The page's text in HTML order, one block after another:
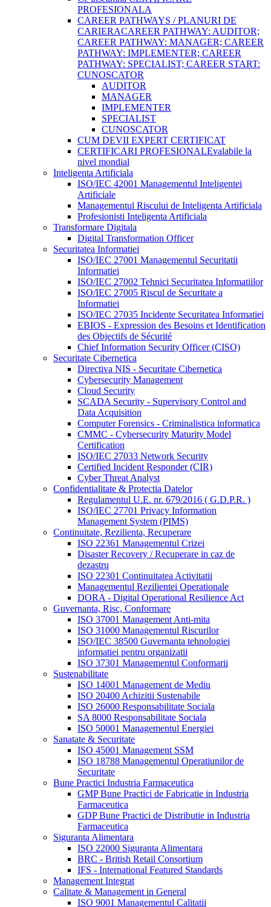
PROFESIONALA
CAREER PATHWAYS / PLANURI DE
CARIERACAREER PATHWAY: AUDITOR;
CAREER PATHWAY: MANAGER; CAREER
PATHWAY: IMPLEMENTER; CAREER
PATHWAY: SPECIALIST; CAREER START:
CUNOSCATOR
AUDITOR
MANAGER
IMPLEMENTER
SPECIALIST
CUNOSCATOR
CUM DEVII EXPERT CERTIFICAT
CERTIFICARI PROFESIONALEvalabile la
nivel mondial
Inteligenta Artificiala
ISO/IEC 42001 Managementul Inteligentei
Artificiale
Managementul Riscului de Inteligenta Artificiala
Profesionisti Inteligenta Artificiala
Transformare Digitala
Digital Transformation Officer
Securitatea Informatiei
ISO/IEC 27001 Managementul Securitatii
Informatiei
ISO/IEC 27002 Tehnici Securitatea Informatiilor
ISO/IEC 27005 Riscul de Securitate a
Informatiei
ISO/IEC 27035 Incidente Securitatea Informatiei
EBIOS - Expression des Besoins et Identification
des Objectifs de Sécurité
Chief Information Security Officer (CISO)
Securitate Cibernetica
Directiva NIS - Securitate Cibernetica
Cybersecurity Management
Cloud Security
SCADA Security - Supervisory Control and
Data Acquisition
Computer Forensics - Criminalistica informatica
CMMC - Cybersecurity Maturity Model
Certification
ISO/IEC 27033 Network Security
Certified Incident Responder (CIR)
Cyber Threat Analyst
Confidentialitate & Protectia Datelor
Regulamentul U.E. nr. 679/2016 ( G.D.P.R. )
ISO/IEC 27701 Privacy Information
Management System (PIMS)
Continuitate, Rezilienta, Recuperare
ISO 22361 Managementul Crizei
Disaster Recovery / Recuperare in caz de
dezastru
ISO 22301 Continuitatea Activitatii
Managementul Rezilientei Operationale
DORA - Digital Operational Resilience Act
Guvernanta, Risc, Conformare
ISO 37001 Management Anti-mita
ISO 31000 Managementul Riscurilor
ISO/IEC 38500 Guvernanta tehnologiei
informatiei pentru organizatii
ISO 37301 Managementul Conformarii
Sustenabilitate
ISO 14001 Management de Mediu
ISO 20400 Achizitii Sustenabile
ISO 26000 Responsabilitate Sociala
SA 8000 Responsabilitate Sociala
ISO 50001 Managementul Energiei
Sanatate & Securitate
ISO 45001 Management SSM
ISO 18788 Managementul Operatiunilor de
Securitate
Bune Practici Industria Farmaceutica
GMP Bune Practici de Fabricatie in Industria
Farmaceutica
GDP Bune Practici de Distributie in Industria
Farmaceutica
Siguranta Alimentara
ISO 22000 Siguranta Alimentara
BRC - British Retail Consortium
IFS - International Featured Standards
Management Integrat
Calitate & Management in General
ISO 9001 Managementul Calitatii